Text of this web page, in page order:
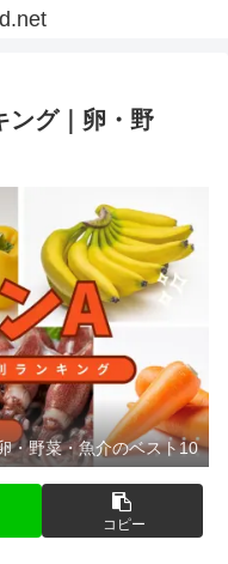
ング｜卵・野
・野菜・魚介のベスト10
コピー